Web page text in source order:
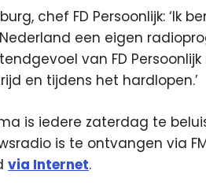
chef FD Persoonlijk: ‘Ik
een eigen
van FD
en tijdens het hardlopen.’
is iedere zaterdag te
is te ontvangen via
via Internet.